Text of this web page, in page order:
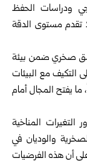
ودراسات الحفظ
تقدم مستوى الدقة
شق صخري ضمن بيئة
التكيف مع البيئات
ما يفتح المجال أمام
المناخية
والوديان في
على أن هذه الفرضيات